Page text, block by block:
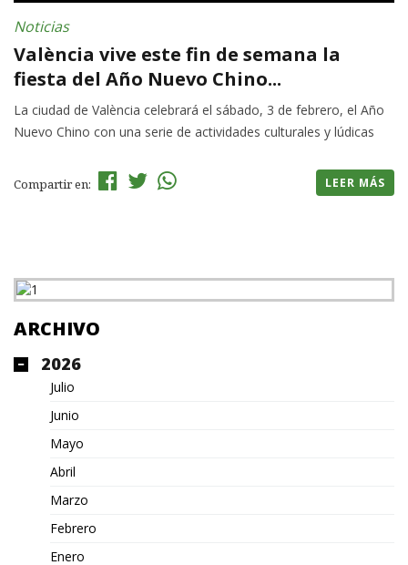
Noticias
València vive este fin de semana la
fiesta del Año Nuevo Chino...
La ciudad de València celebrará el sábado, 3 de febrero, el Año
Nuevo Chino con una serie de actividades culturales y lúdicas
Compartir en: LEER MÁS
ARCHIVO
2026
Julio
Junio
Mayo
Abril
Marzo
Febrero
Enero